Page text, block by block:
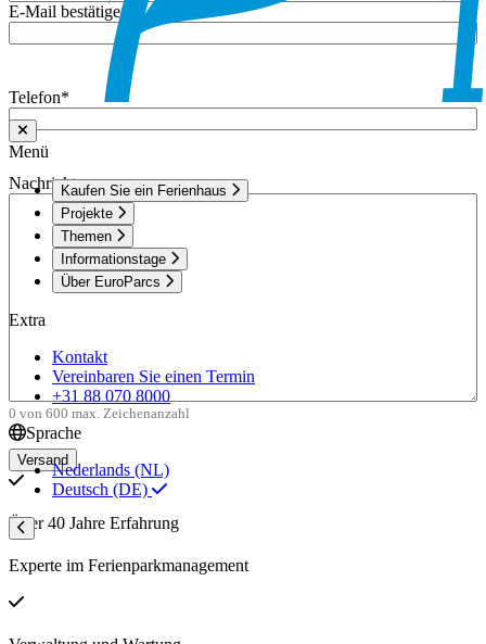
Menü
Kaufen Sie ein Ferienhaus
Projekte
Themen
Informationstage
Über EuroParcs
Extra
Kontakt
Vereinbaren Sie einen Termin
+31 88 070 8000
Sprache
Nederlands (NL)
Deutsch (DE)
E-Mail bestätigen
Telefon*
Nachricht
0 von 600 max. Zeichenanzahl
Über 40 Jahre Erfahrung
Experte im Ferienparkmanagement